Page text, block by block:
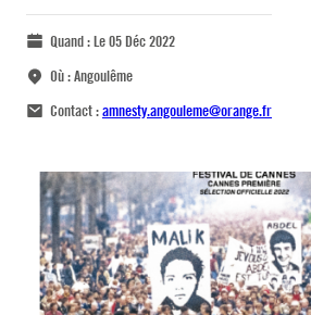
Quand :Le 05 Déc 2022
Où :Angoulême
Contact :amnesty.angouleme@orange.fr